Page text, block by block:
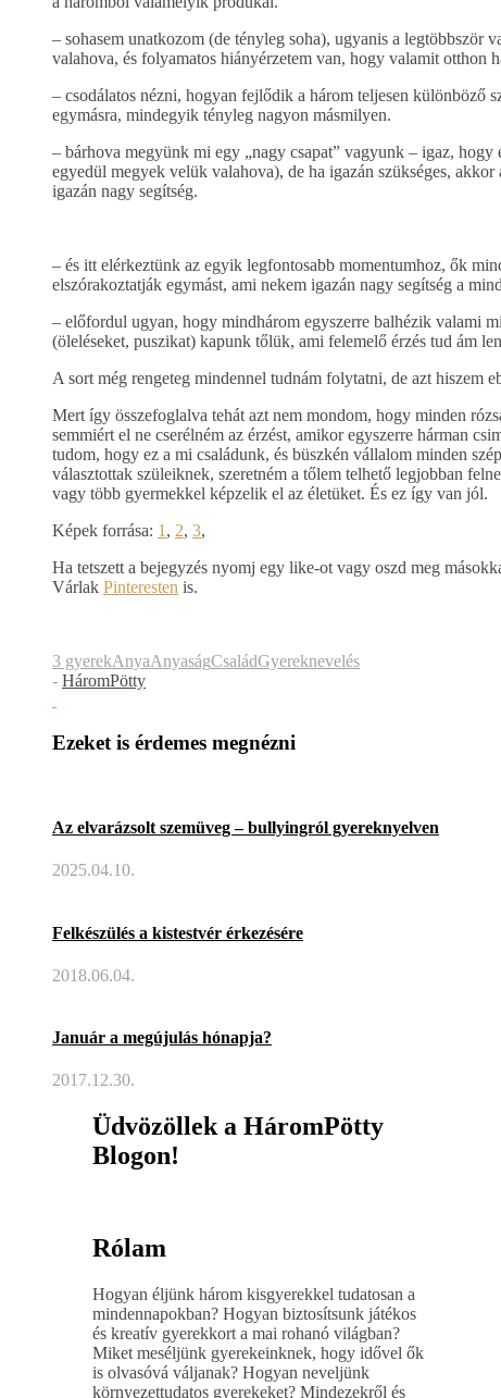
– sohasem unatkozom (de tényleg soha), ugyanis a
valahova, és folyamatos hiányérzetem van, hogy valamit otthon
– csodálatos nézni, hogyan fejlődik a három teljesen különböző
egymásra, mindegyik tényleg nagyon másmilyen.
– bárhova megyünk mi egy „nagy csapat” vagyunk – igaz,
egyedül megyek velük valahova), de ha igazán szükséges,
igazán nagy segítség.
– és itt elérkeztünk az egyik legfontosabb momentumhoz, ők
elszórakoztatják egymást, ami nekem igazán nagy segítség a
– előfordul ugyan, hogy mindhárom egyszerre balhézik valami
(öleléseket, puszikat) kapunk tőlük, ami felemelő érzés tud ám
A sort még rengeteg mindennel tudnám folytatni, de azt hiszem
Mert így összefoglalva tehát azt nem mondom, hogy minden
semmiért el ne cserélném az érzést, amikor egyszerre hárman
tudom, hogy ez a mi családunk, és büszkén vállalom minden
választottak szüleiknek, szeretném a tőlem telhető legjobban
vagy több gyermekkel képzelik el az életüket. És ez így van jól.
Képek forrása: 1, 2, 3,
Ha tetszett a bejegyzés nyomj egy like-ot vagy oszd meg
Várlak Pinteresten is.
3 gyerekAnyaAnyaságCsaládGyereknevelés
- HáromPötty
Ezeket is érdemes megnézni
Az elvarázsolt szemüveg – bullyingról gyereknyelven
2025.04.10.
Felkészülés a kistestvér érkezésére
2018.06.04.
Január a megújulás hónapja?
2017.12.30.
Üdvözöllek a HáromPötty
Blogon!
Rólam
Hogyan éljünk három kisgyerekkel tudatosan a
mindennapokban? Hogyan biztosítsunk játékos
és kreatív gyerekkort a mai rohanó világban?
Miket meséljünk gyerekeinknek, hogy idővel ők
is olvasóvá váljanak? Hogyan neveljünk
környezettudatos gyerekeket? Mindezekről és